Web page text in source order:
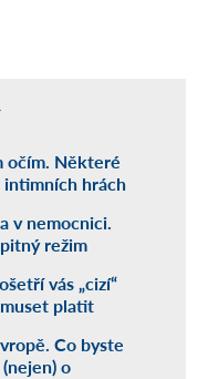
očím. Některé
intimních hrách
v nemocnici.
režim
vás „cizí“
platit
Co byste
o